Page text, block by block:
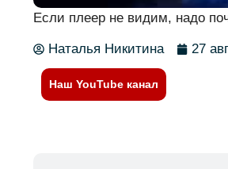
Если плеер не видим, надо
Наталья Никитина
27
Наш YouTube канал